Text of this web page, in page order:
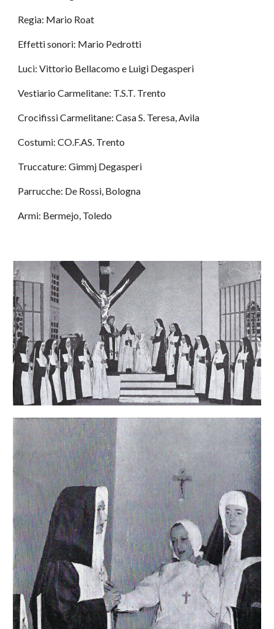
Regia: Mario Roat
Effetti sonori: Mario Pedrotti
Luci: Vittorio Bellacomo e Luigi Degasperi
Vestiario Carmelitane: T.S.T. Trento
Crocifissi Carmelitane: Casa S. Teresa, Avila
Costumi: CO.F.AS. Trento
Truccature: Gimmj Degasperi
Parrucche: De Rossi, Bologna
Armi: Bermejo, Toledo